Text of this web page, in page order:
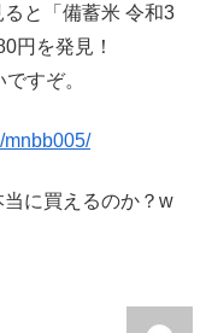
と「備蓄米 令和3
円を発見！
すぞ。
mnbb005/
に買えるのか？w